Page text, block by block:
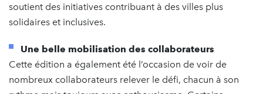
soutient des initiatives contribuant à des villes plus
solidaires et inclusives.
Une belle mobilisation des collaborateurs
Cette édition a également été l’occasion de voir de
nombreux collaborateurs relever le défi, chacun à son